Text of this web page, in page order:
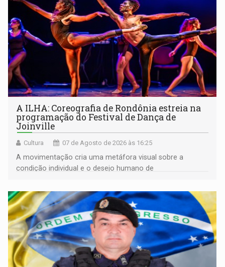
A ILHA: Coreografia de Rondônia estreia na
programação do Festival de Dança de
Joinville
Cultura 07 de Agosto de 2026 às 16:25
A movimentação cria uma metáfora visual sobre a
condição individual e o desejo humano de